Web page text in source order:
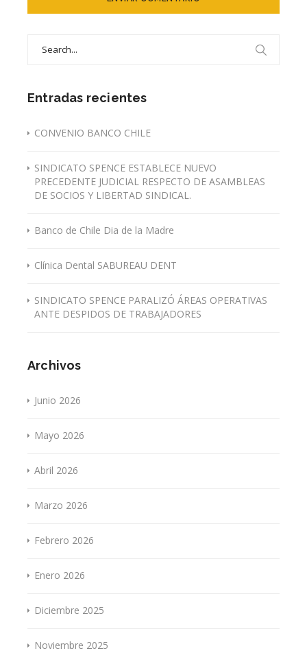
Entradas recientes
CONVENIO BANCO CHILE
SINDICATO SPENCE ESTABLECE NUEVO
PRECEDENTE JUDICIAL RESPECTO DE ASAMBLEAS
DE SOCIOS Y LIBERTAD SINDICAL.
Banco de Chile Dia de la Madre
Clínica Dental SABUREAU DENT
SINDICATO SPENCE PARALIZÓ ÁREAS OPERATIVAS
ANTE DESPIDOS DE TRABAJADORES
Archivos
Junio 2026
Mayo 2026
Abril 2026
Marzo 2026
Febrero 2026
Enero 2026
Diciembre 2025
Noviembre 2025